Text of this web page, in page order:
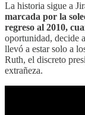
La historia sigue a
marcada por la
regreso al 2010,
oportunidad, decide
llevó a estar solo a
Ruth, el discreto
extrañeza.